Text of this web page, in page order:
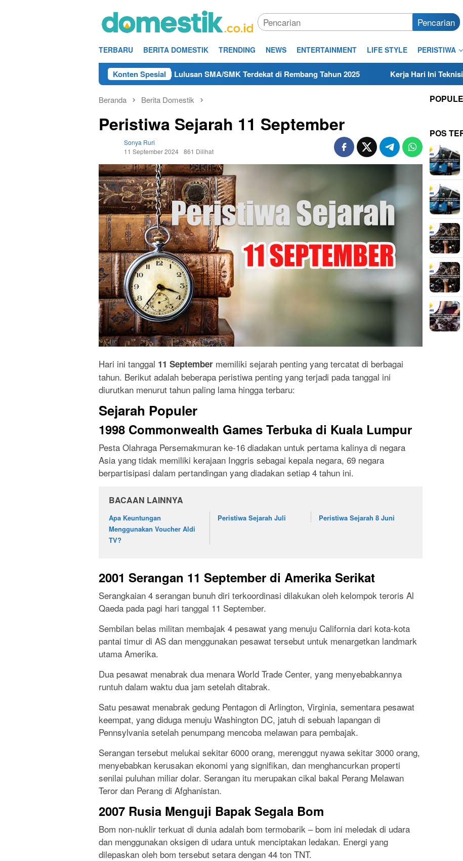
Pencarian
TERBARU BERITA DOMESTIK TRENDING NEWS ENTERTAINMENT LIFE STYLE PERISTIWA
Konten Spesial
Info Kerja Teknisi/Mekanik DAMRI Lulusan SMA/SMK Terdekat di Rembang Tahun 2025 Kerja Hari Ini Teknisi/Mekanik
Beranda Berita Domestik
Peristiwa Sejarah 11 September
Sonya Ruri
11 September 2024 861 Dilihat
Hari ini tanggal 11 September memiliki sejarah penting yang tercatat di berbagai
tahun. Berikut adalah beberapa peristiwa penting yang terjadi pada tanggal ini
diurutkan menurut tahun paling lama hingga terbaru:
Sejarah Populer
1998 Commonwealth Games Terbuka di Kuala Lumpur
Pesta Olahraga Persemakmuran ke-16 diadakan untuk pertama kalinya di negara
Asia yang tidak memiliki kerajaan Inggris sebagai kepala negara, 69 negara
berpartisipasi dalam pertandingan yang diadakan setiap 4 tahun ini.
BACAAN LAINNYA
Apa Keuntungan
Menggunakan Voucher Aldi
TV?
Peristiwa Sejarah Juli Peristiwa Sejarah 8 Juni
2001 Serangan 11 September di Amerika Serikat
Serangkaian 4 serangan bunuh diri terkoordinasi dilakukan oleh kelompok teroris Al
Qaeda pada pagi hari tanggal 11 September.
Sembilan belas militan membajak 4 pesawat yang menuju California dari kota-kota
pantai timur di AS dan menggunakan pesawat tersebut untuk menargetkan landmark
utama Amerika.
Dua pesawat menabrak dua menara World Trade Center, yang menyebabkannya
runtuh dalam waktu dua jam setelah ditabrak.
Satu pesawat menabrak gedung Pentagon di Arlington, Virginia, sementara pesawat
keempat, yang diduga menuju Washington DC, jatuh di sebuah lapangan di
Pennsylvania setelah penumpang mencoba melawan para pembajak.
Serangan tersebut melukai sekitar 6000 orang, merenggut nyawa sekitar 3000 orang,
menyebabkan kerusakan ekonomi yang signifikan, dan menghancurkan properti
senilai puluhan miliar dolar. Serangan itu merupakan cikal bakal Perang Melawan
Teror dan Perang di Afghanistan.
2007 Rusia Menguji Bapak Segala Bom
Bom non-nuklir terkuat di dunia adalah bom termobarik – bom ini meledak di udara
dan menggunakan oksigen di udara untuk menciptakan ledakan. Energi yang
dilepaskan oleh bom tersebut setara dengan 44 ton TNT.
POS